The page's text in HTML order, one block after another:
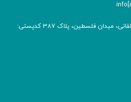
آدرس: پسـتی تهران، خیابان طالقانی، میدان فلسطین، پلاک 387 کدپستی: